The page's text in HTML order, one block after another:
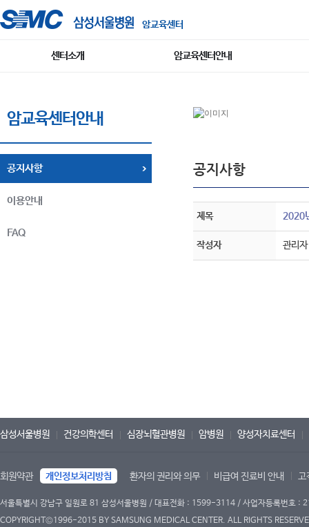
암교육센터
센터소개 암교육센터안내
암교육센터안내
공지사항
이용안내
FAQ
공지사항
제목 2020
작성자 관리자
삼성서울병원 건강의학센터 심장뇌혈관병원 암병원 양성자치료센터
회원약관 개인정보처리방침 환자의 권리와 의무 비급여 진료비 안내 고
서울특별시 강남구 일원로 81 삼성서울병원 / 대표전화 : 1599-3114 / 사업자등록번호
COPYRIGHT©1996-2015 BY SAMSUNG MEDICAL CENTER. ALL RIGHTS